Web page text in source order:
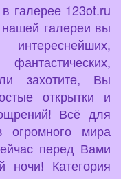
галерее 123ot.ru
галереи вы
захотите, Вы
открытки и
Всё для
мира
перед Вами
ночи! Категория